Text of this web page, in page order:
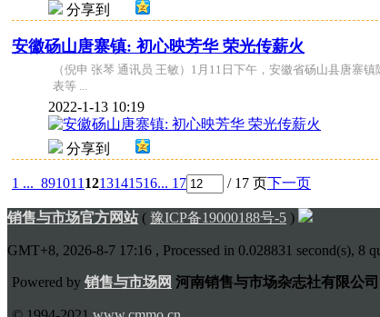
分享到
安徽砀山唐寨镇: 初心映芳华 荣光传薪火
（倪申 张琴 通讯员 王敏）1月11日下午，安徽省砀山县唐寨
表等 ...
2022-1-13 10:19
分享到
1 ... 891011 1213141516... 17 / 17 页下一页
销售与市场官方网站( 豫ICP备19000188号-5 )
GMT+8, 2026-8-7 17:16 , Processed in 0.028831 second(s), 8
Powered by 销售与市场网 河南销售与市场杂志社有限公司